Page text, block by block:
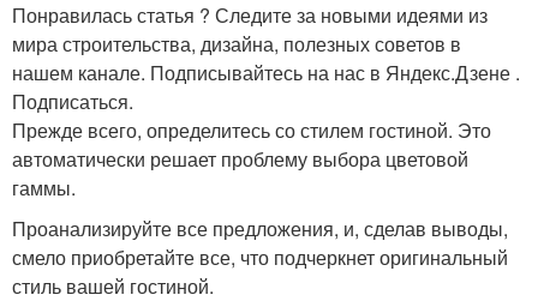
Понравилась статья ? Следите за новыми идеями из
мира строительства, дизайна, полезных советов в
нашем канале. Подписывайтесь на нас в Яндекс.Дзене .
Подписаться.
Прежде всего, определитесь со стилем гостиной. Это
автоматически решает проблему выбора цветовой
гаммы.
Проанализируйте все предложения, и, сделав выводы,
смело приобретайте все, что подчеркнет оригинальный
стиль вашей гостиной.